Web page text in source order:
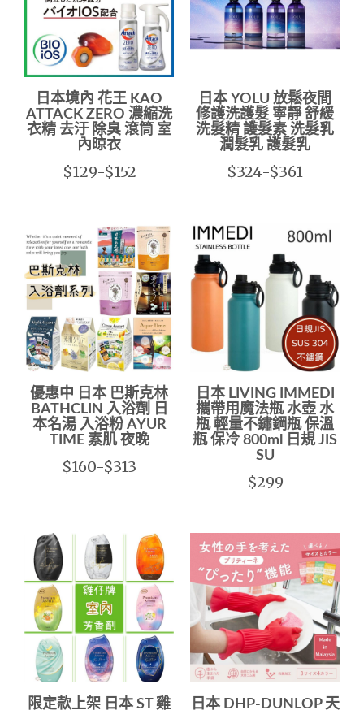
日本境內 花王 KAO
ATTACK ZERO 濃縮洗
衣精 去汙 除臭 滾筒 室
內晾衣
$129-$152
日本 YOLU 放鬆夜間
修護洗護髮 寧靜 舒緩
洗髮精 護髮素 洗髮乳
潤髮乳 護髮乳
$324-$361
優惠中 日本 巴斯克林
BATHCLIN 入浴劑 日
本名湯 入浴粉 AYUR
TIME 素肌 夜晚
$160-$313
日本 LIVING IMMEDI
攜帶用魔法瓶 水壺 水
瓶 輕量不鏽鋼瓶 保溫
瓶 保冷 800ml 日規 JIS
SU
$299
限定款上架 日本 ST 雞 日本 DHP-DUNLOP 天